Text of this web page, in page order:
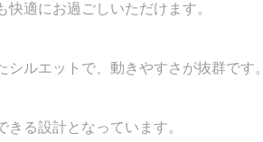
適にお過ごしいただけます。
ルエットで、動きやすさが抜群です。
る設計となっています。